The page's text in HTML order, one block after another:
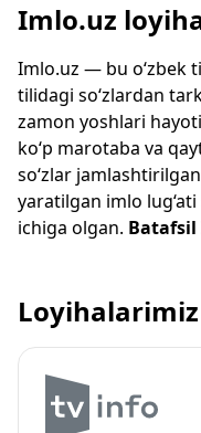
Imlo.uz
Imlo.uz — bu o‘zbek
tilidagi so‘zlardan
zamon yoshlari
ko‘p marotaba va
so‘zlar
yaratilgan imlo lug‘ati
ichiga olgan.
Loyihalarimiz